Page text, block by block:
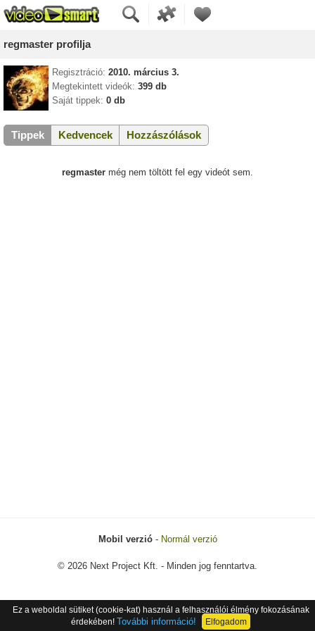
regmaster profilja
Regisztráció: 2010. március 3.
Megtekintett videók: 399 db
Saját tippek: 0 db
Tippek Kedvencek Hozzászólások
regmaster még nem töltött fel egy videót sem.
Mobil verzió- Normál verzió
© 2026 Next Project Kft. - Minden jog fenntartva.
Ez a weboldal sütiket (cookie-kat) használ a felhasználói élmény fokozásának
érdekében! További információ! Elfogadom